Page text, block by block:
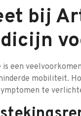
bij
een
mobiliteit.
te